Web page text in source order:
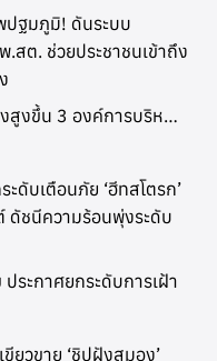
ปฐมภูมิ! ดันระบบ
สต. ช่วยประชาชนเข้าถึง
สูงขึ้น 3 องค์การบริห…
ดับเตือนภัย ‘ฮีทสโตรก’
ดัชนีความร้อนพุ่งระดับ
ระกาศยกระดับการเฝ้า
ยวขาย ‘ชิปฝังสมอง’